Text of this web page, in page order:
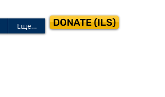
Еще... DONATE (ILS)